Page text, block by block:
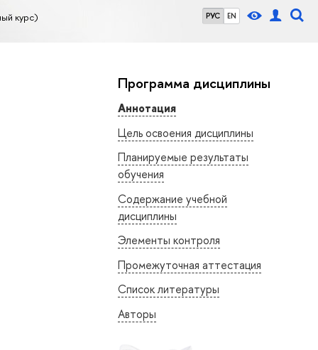
РУС EN
курс)
Программа дисциплины
Аннотация
Цель освоения дисциплины
Планируемые результаты
обучения
Содержание учебной
дисциплины
Элементы контроля
Промежуточная аттестация
Список литературы
Авторы